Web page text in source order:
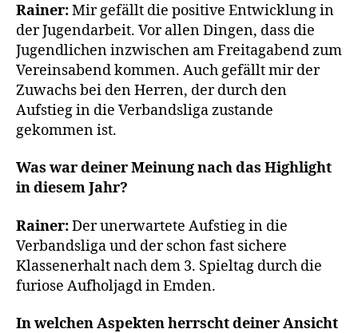
Rainer:Mir gefällt die positive Entwicklung in
der Jugendarbeit. Vor allen Dingen, dass die
Jugendlichen inzwischen am Freitagabend zum
Vereinsabend kommen. Auch gefällt mir der
Zuwachs bei den Herren, der durch den
Aufstieg in die Verbandsliga zustande
gekommen ist.
Was war deiner Meinung nach das Highlight
in diesem Jahr?
Rainer:Der unerwartete Aufstieg in die
Verbandsliga und der schon fast sichere
Klassenerhalt nach dem 3. Spieltag durch die
furiose Aufholjagd in Emden.
In welchen Aspekten herrscht deiner Ansicht